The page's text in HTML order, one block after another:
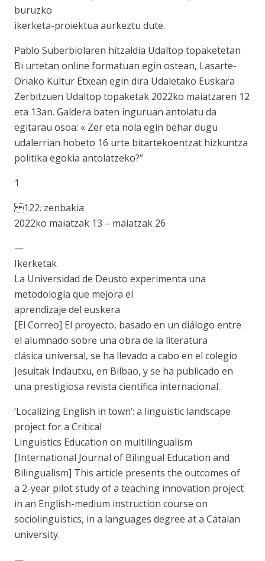
buruzko
ikerketa-proiektua aurkeztu dute.
Pablo Suberbiolaren hitzaldia Udaltop topaketetan
Bi urtetan online formatuan egin ostean, Lasarte-
Oriako Kultur Etxean egin dira Udaletako Euskara
Zerbitzuen Udaltop topaketak 2022ko maiatzaren 12
eta 13an. Galdera baten inguruan antolatu da
egitarau osoa: « Zer eta nola egin behar dugu
udalerrian hobeto 16 urte bitartekoentzat hizkuntza
politika egokia antolatzeko?”
1
122. zenbakia
2022ko maiatzak 13 – maiatzak 26
—
Ikerketak
La Universidad de Deusto experimenta una
metodología que mejora el
aprendizaje del euskera
[El Correo] El proyecto, basado en un diálogo entre
el alumnado sobre una obra de la literatura
clásica universal, se ha llevado a cabo en el colegio
Jesuitak Indautxu, en Bilbao, y se ha publicado en
una prestigiosa revista científica internacional.
‘Localizing English in town’: a linguistic landscape
project for a Critical
Linguistics Education on multilingualism
[International Journal of Bilingual Education and
Bilingualism] This article presents the outcomes of
a 2-year pilot study of a teaching innovation project
in an English-medium instruction course on
sociolinguistics, in a languages degree at a Catalan
university.